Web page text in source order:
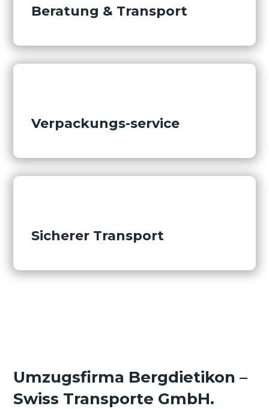
Beratung & Transport
Verpackungs-service
Sicherer Transport
Umzugsfirma Bergdietikon –
Swiss Transporte GmbH.